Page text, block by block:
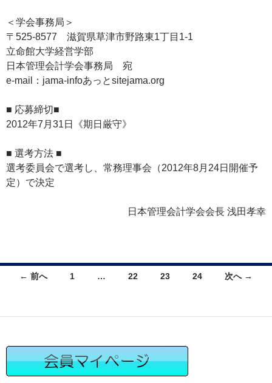
＜学会事務局＞
〒525-8577 滋賀県草津市野路東1丁目1-1
立命館大学経営学部
日本管理会計学会事務局 宛
e-mail：jama-infoあっとsitejama.org
■ 応募締切■
2012年7月31日《期日厳守》
■ 選考方法 ■
選考委員会で選考し、常務理事会（2012年8月24日開催予
定）で決定
日本管理会計学会会長 浅田孝幸
ビ
ー
シ
ョ
← 前へ 1 … 22 23 24 次へ →